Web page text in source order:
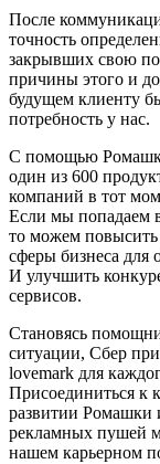
После
точность
закрывших свою
причины этого и
будущем клиенту
потребность у нас.
С помощью
один из 600
компаний в тот
Если мы попадаем
то можем
сферы бизнеса для
И улучшить
сервисов.
Становясь
ситуации, Сбер
lovemark для
Присоединиться к
развитии Ромашки
рекламных пушей
нашем карьерном